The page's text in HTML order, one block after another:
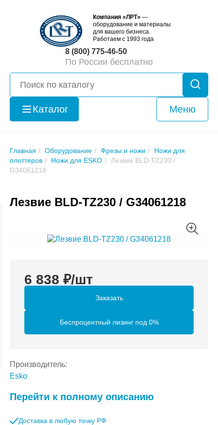
Компания «ЛРТ» —
оборудование и материалы
для вашего бизнеса.
Работаем с 1993 года
8 (800) 775-46-50
По России бесплатно
Каталог Меню
Оборудование
б/у
Главная Оборудование Фрезы и ножи
Ножи для
плоттеров
Ножи для ESKO
Лезвие BLD-TZ230 /
G34061218
Лезвие BLD-TZ230 / G34061218
6 838 ₽/шт
Заказать
Беспроцентный лизинг под 0%
Производитель:
Esko
Перейти к полному описанию
Доставка в любую точку РФ